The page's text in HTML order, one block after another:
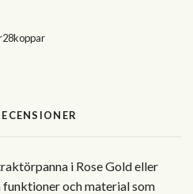
i Rose Gold eller
och material som